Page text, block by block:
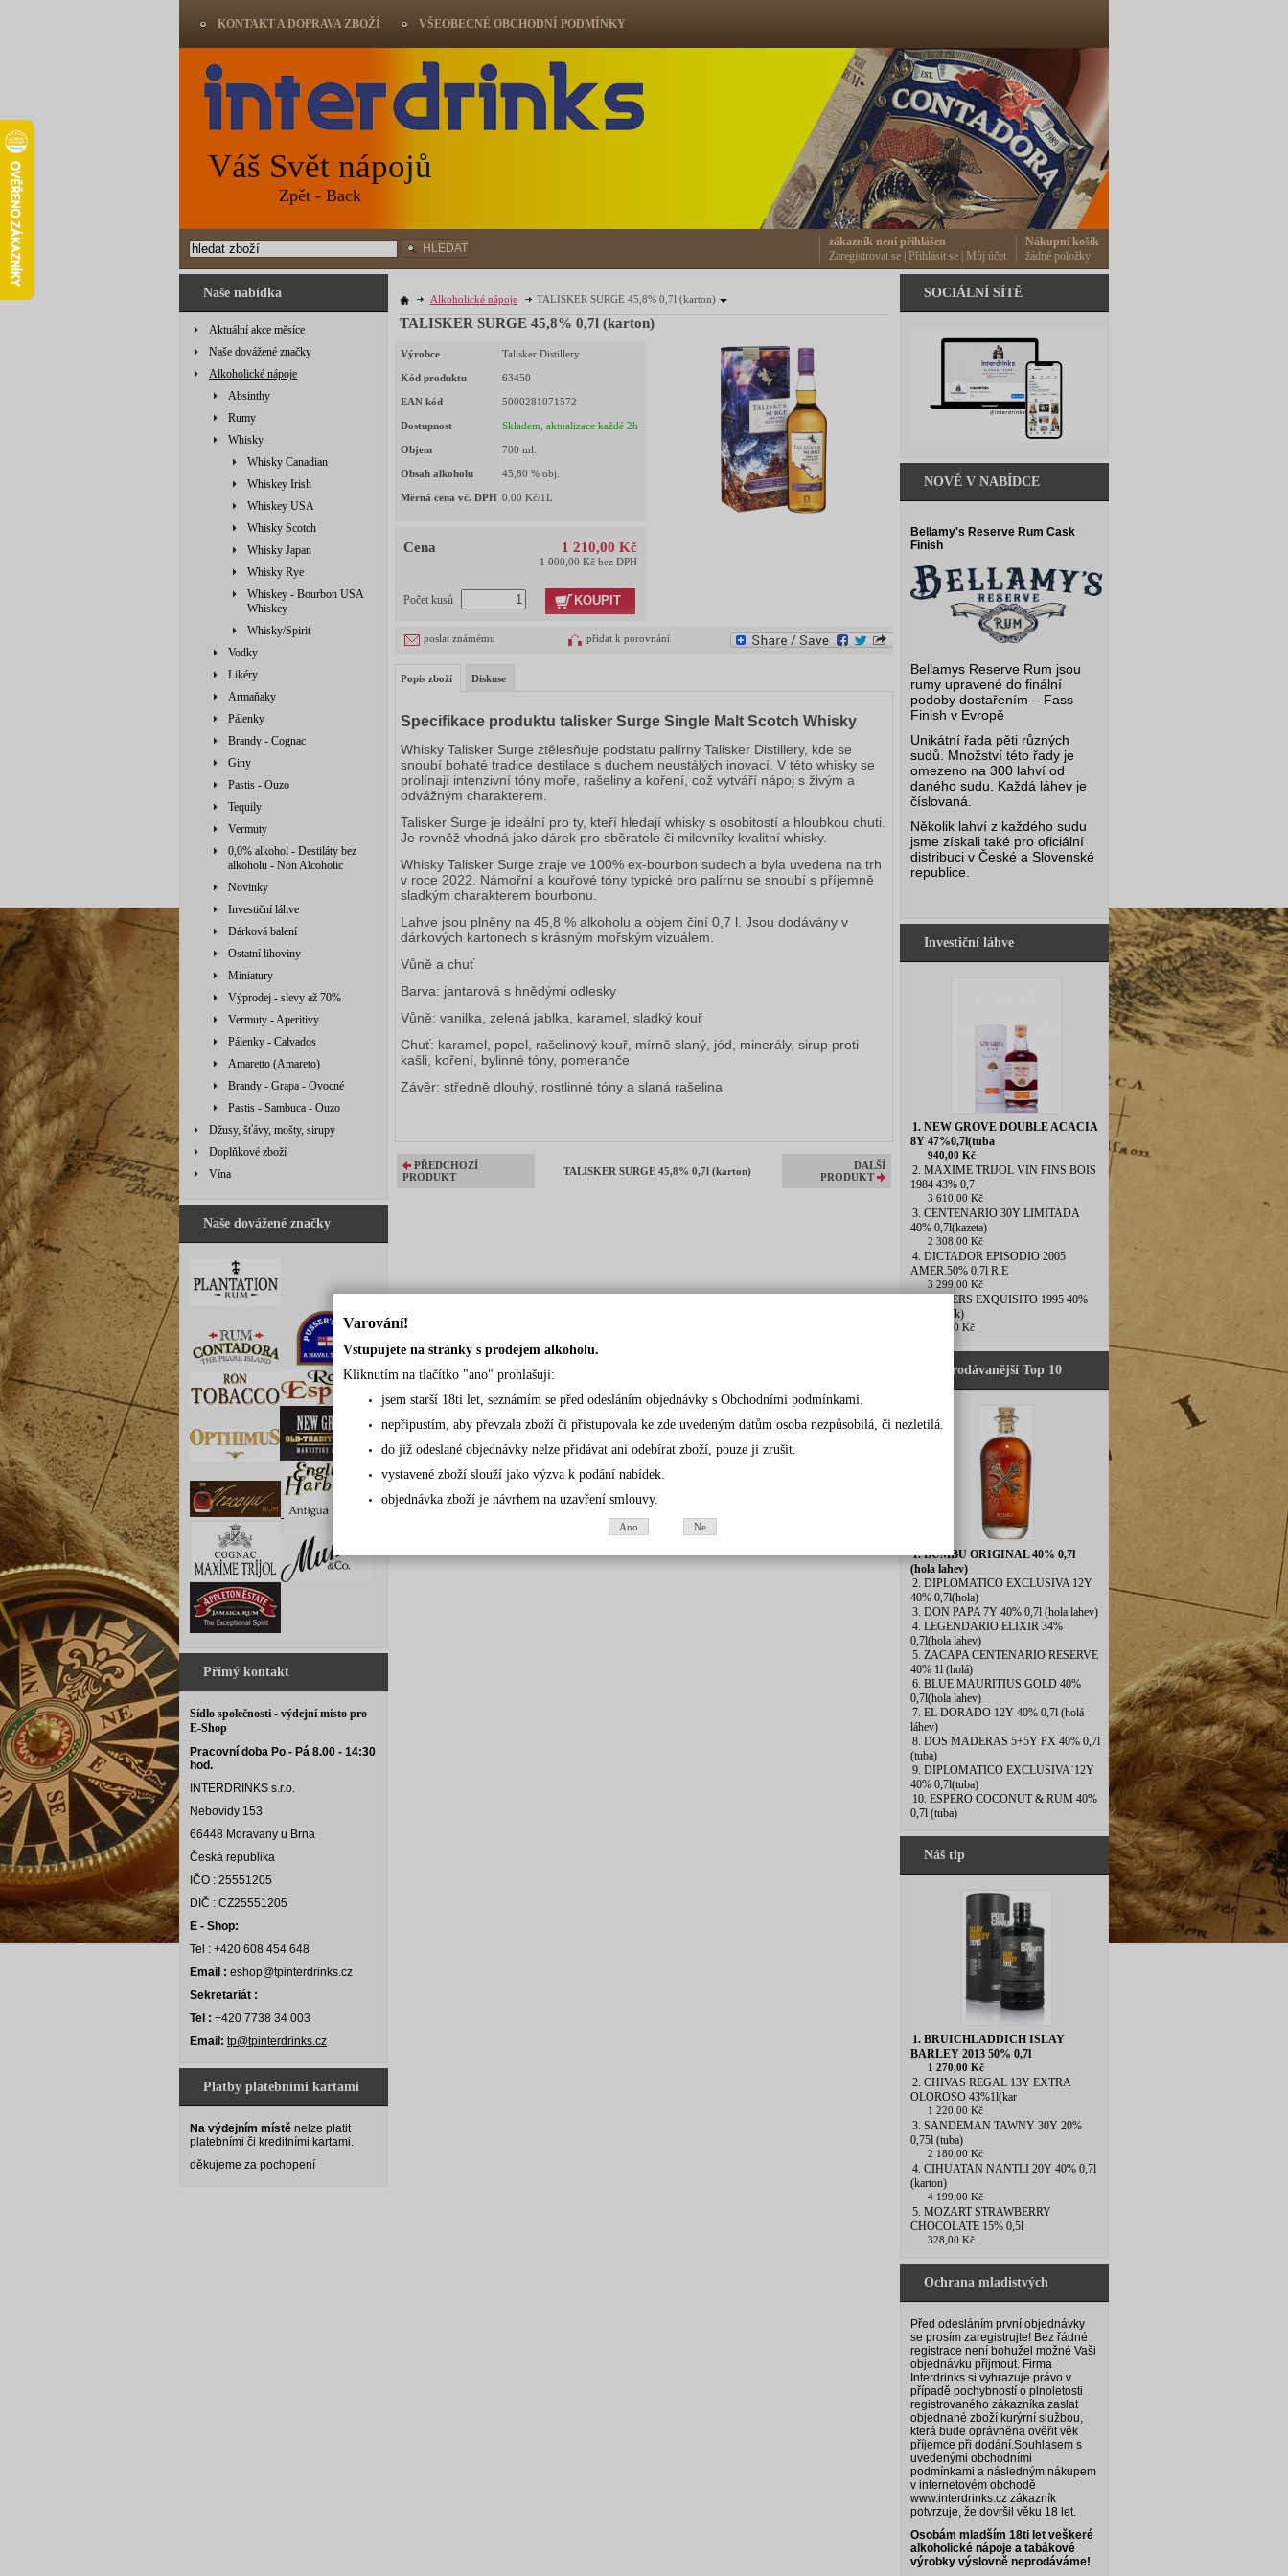
Naše nabídka
Aktuální akce měsíce
Naše dovážené značky
Alkoholické nápoje
Absinthy
Rumy
Whisky
Whisky Canadian
Whiskey Irish
Whiskey USA
Whisky Scotch
Whisky Japan
Whisky Rye
Whiskey - Bourbon USA
Whiskey
Whisky/Spirit
Vodky
Likéry
Armaňaky
Pálenky
Brandy - Cognac
Giny
Pastis - Ouzo
Tequily
Vermuty
0,0% alkohol - Destiláty bez
alkoholu - Non Alcoholic
Novinky
Investiční láhve
Dárková balení
Ostatní lihoviny
Miniatury
Výprodej - slevy až 70%
Vermuty - Aperitivy
Pálenky - Calvados
Amaretto (Amareto)
Brandy - Grapa - Ovocné
Pastis - Sambuca - Ouzo
Džusy, šťávy, mošty, sirupy
Doplňkové zboží
Vína
Naše dovážené značky
Přímý kontakt
Sídlo společnosti - výdejní místo pro
E-Shop
Pracovní doba Po - Pá 8.00 - 14:30
hod.
INTERDRINKS s.r.o.
Nebovidy 153
66448 Moravany u Brna
Česká republika
IČO : 25551205
DIČ : CZ25551205
E - Shop:
Tel : +420 608 454 648
Email : eshop@tpinterdrinks.cz
Sekretariát :
Tel : +420 7738 34 003
Email: tp@tpinterdrinks.cz
Platby platebními kartami
Na výdejním místě nelze platit
platebními či kreditními kartami.
děkujeme za pochopení
Alkoholické nápoje TALISKER SURGE 45,8% 0,7l (karton)
TALISKER SURGE 45,8% 0,7l (karton)
Výrobce Talisker Distillery
Kód produktu 63450
EAN kód 5000281071572
Dostupnost Skladem, aktualizace každé 2h
Objem 700 ml.
Obsah alkoholu 45,80 % obj.
Měrná cena vč. DPH 0.00 Kč/1L
Cena 1 210,00 Kč
1 000,00 Kč bez DPH
Počet kusů KOUPIT
poslat známému přidat k porovnání
Popis zboží Diskuse
Specifikace produktu talisker Surge Single Malt Scotch Whisky
Whisky Talisker Surge ztělesňuje podstatu palírny Talisker Distillery, kde se
snoubí bohaté tradice destilace s duchem neustálých inovací. V této whisky se
prolínají intenzivní tóny moře, rašeliny a koření, což vytváří nápoj s živým a
odvážným charakterem.
Talisker Surge je ideální pro ty, kteří hledají whisky s osobitostí a hloubkou chuti.
Je rovněž vhodná jako dárek pro sběratele či milovníky kvalitní whisky.
Whisky Talisker Surge zraje ve 100% ex-bourbon sudech a byla uvedena na trh
v roce 2022. Námořní a kouřové tóny typické pro palírnu se snoubí s příjemně
sladkým charakterem bourbonu.
Lahve jsou plněny na 45,8 % alkoholu a objem činí 0,7 l. Jsou dodávány v
dárkových kartonech s krásným mořským vizuálem.
Vůně a chuť
Barva: jantarová s hnědými odlesky
Vůně: vanilka, zelená jablka, karamel, sladký kouř
Chuť: karamel, popel, rašelinový kouř, mírně slaný, jód, minerály, sirup proti
kašli, koření, bylinné tóny, pomeranče
Závěr: středně dlouhý, rostlinné tóny a slaná rašelina
PŘEDCHOZÍ
PRODUKT
TALISKER SURGE 45,8% 0,7l (karton)
DALŠÍ
PRODUKT
SOCIÁLNÍ SÍTĚ
NOVĚ V NABÍDCE
Bellamy's Reserve Rum Cask
Finish
Bellamys Reserve Rum jsou
rumy upravené do finální
podoby dostařením – Fass
Finish v Evropě
Unikátní řada pěti různých
sudů. Množství této řady je
omezeno na 300 lahví od
daného sudu. Každá láhev je
číslovaná.
Několik lahví z každého sudu
jsme získali také pro oficiální
distribuci v České a Slovenské
republice.
Investiční láhve
1. NEW GROVE DOUBLE ACACIA
8Y 47%0,7l(tuba
940,00 Kč
2. MAXIME TRIJOL VIN FINS BOIS
1984 43% 0,7
3 610,00 Kč
3. CENTENARIO 30Y LIMITADA
40% 0,7l(kazeta)
2 308,00 Kč
4. DICTADOR EPISODIO 2005
AMER.50% 0,7l R.E
3 299,00 Kč
5. OLIVERS EXQUISITO 1995 40%
0,7l (pytlík)
730,00 Kč
Nejprodávanější Top 10
1. BUMBU ORIGINAL 40% 0,7l
(hola lahev)
2. DIPLOMATICO EXCLUSIVA 12Y
40% 0,7l(hola)
3. DON PAPA 7Y 40% 0,7l (hola lahev)
4. LEGENDARIO ELIXIR 34%
0,7l(hola lahev)
5. ZACAPA CENTENARIO RESERVE
40% 1l (holá)
6. BLUE MAURITIUS GOLD 40%
0,7l(hola lahev)
7. EL DORADO 12Y 40% 0,7l (holá
láhev)
8. DOS MADERAS 5+5Y PX 40% 0,7l
(tuba)
9. DIPLOMATICO EXCLUSIVA˙12Y
40% 0,7l(tuba)
10. ESPERO COCONUT & RUM 40%
0,7l (tuba)
Náš tip
1. BRUICHLADDICH ISLAY
BARLEY 2013 50% 0,7l
1 270,00 Kč
2. CHIVAS REGAL 13Y EXTRA
OLOROSO 43%1l(kar
1 220,00 Kč
3. SANDEMAN TAWNY 30Y 20%
0,75l (tuba)
2 180,00 Kč
4. CIHUATAN NANTLI 20Y 40% 0,7l
(karton)
4 199,00 Kč
5. MOZART STRAWBERRY
CHOCOLATE 15% 0,5l
328,00 Kč
Ochrana mladistvých
Před odesláním první objednávky
se prosím zaregistrujte! Bez řádné
registrace není bohužel možné Vaši
objednávku přijmout. Firma
Interdrinks si vyhrazuje právo v
případě pochybností o plnoletosti
registrovaného zákazníka zaslat
objednané zboží kurýrní službou,
která bude oprávněna ověřit věk
příjemce při dodání.Souhlasem s
uvedenými obchodními
podmínkami a následným nákupem
v internetovém obchodě
www.interdrinks.cz zákazník
potvrzuje, že dovršil věku 18 let.
Osobám mladším 18ti let veškeré
alkoholické nápoje a tabákové
výrobky výslovně neprodáváme!
KONTAKT A DOPRAVA ZBOŽÍ VŠEOBECNÉ OBCHODNÍ PODMÍNKY
Váš Svět nápojů
Zpět - Back
HLEDAT
Nákupní košík
žádné položky
zákazník není přihlášen
Zaregistrovat se
Přihlásit se Můj účet
Varování!
Vstupujete na stránky s prodejem alkoholu.
Kliknutím na tlačítko "ano" prohlašuji:
jsem starší 18ti let, seznámím se před odesláním objednávky s Obchodními podmínkami.
nepřipustím, aby převzala zboží či přistupovala ke zde uvedeným datům osoba nezpůsobilá, či nezletilá.
do již odeslané objednávky nelze přidávat ani odebírat zboží, pouze ji zrušit.
vystavené zboží slouží jako výzva k podání nabídek.
objednávka zboží je návrhem na uzavření smlouvy.
Ano Ne